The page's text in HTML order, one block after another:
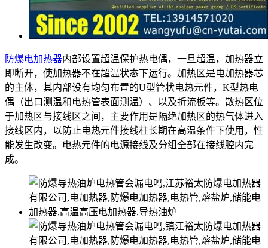
防爆电加热器内部设置超温保护热电偶，一旦超温，加热器立
即断开，使加热器不在超温状态下运行。加热区是电加热器芯
的主体，其内部设有均匀布置的U型管状电热元件，K型热电
偶（出口测温和电热管表面测温）、以及折流板等。散热区位
于加热区与接线区之间，主要作用是隔绝加热区的热气体进入
接线区内，以防止电热元件接线柱长期在高温条件下使用，性
能发生改变。电热元件的电源接线及分组全部在接线腔内完
成。